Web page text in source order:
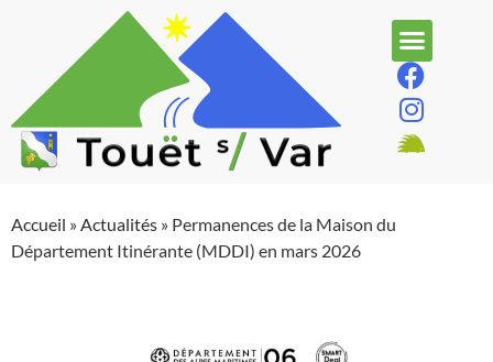
Accueil » Actualités » Permanences de la Maison du
Département Itinérante (MDDI) en mars 2026